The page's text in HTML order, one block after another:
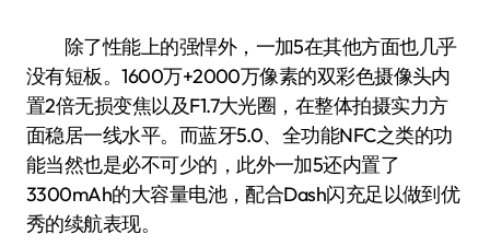
除了性能上的强悍外，一加5在其他方面也几乎
没有短板。1600万+2000万像素的双彩色摄像头内
置2倍无损变焦以及F1.7大光圈，在整体拍摄实力方
面稳居一线水平。而蓝牙5.0、全功能NFC之类的功
能当然也是必不可少的，此外一加5还内置了
3300mAh的大容量电池，配合Dash闪充足以做到优
秀的续航表现。